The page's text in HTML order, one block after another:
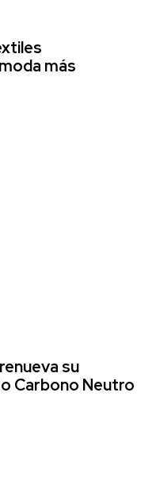
más
su
Carbono Neutro